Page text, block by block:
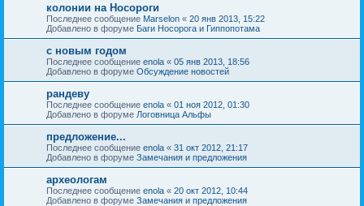
колонии на Носороги
Последнее сообщение Marselon « 20 янв 2013, 15:22
Добавлено в форуме Баги Носорога и Гиппопотама
с новым годом
Последнее сообщение enola « 05 янв 2013, 18:56
Добавлено в форуме Обсуждение новостей
рандеву
Последнее сообщение enola « 01 ноя 2012, 01:30
Добавлено в форуме Логовница Альфы
предложение...
Последнее сообщение enola « 31 окт 2012, 21:17
Добавлено в форуме Замечания и предложения
археологам
Последнее сообщение enola « 20 окт 2012, 10:44
Добавлено в форуме Замечания и предложения